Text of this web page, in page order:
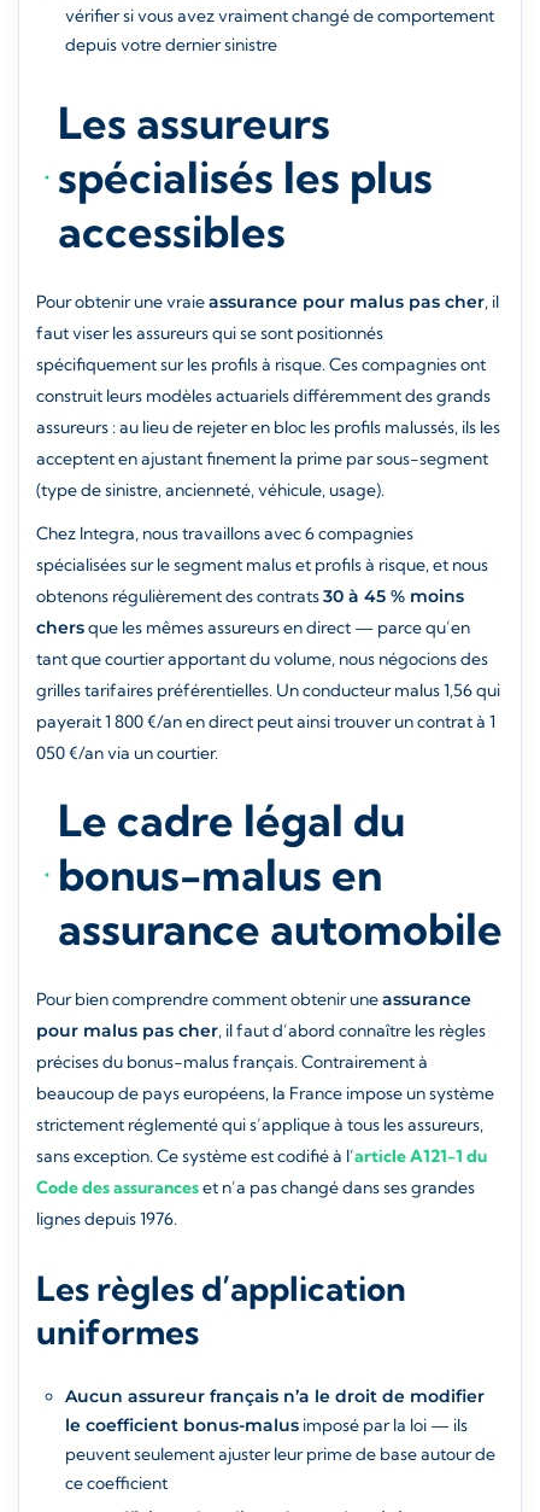
vérifier si vous avez vraiment changé de comportement
depuis votre dernier sinistre
Les assureurs
spécialisés les plus
accessibles
Pour obtenir une vraieassurance pour malus pas cher, il
faut viser les assureurs qui se sont positionnés
spécifiquement sur les profils à risque. Ces compagnies ont
construit leurs modèles actuariels différemment des grands
assureurs : au lieu de rejeter en bloc les profils malussés, ils les
acceptent en ajustant finement la prime par sous-segment
(type de sinistre, ancienneté, véhicule, usage).
Chez Integra, nous travaillons avec 6 compagnies
spécialisées sur le segment malus et profils à risque, et nous
obtenons régulièrement des contrats30 à 45 % moins
chersque les mêmes assureurs en direct — parce qu’en
tant que courtier apportant du volume, nous négocions des
grilles tarifaires préférentielles. Un conducteur malus 1,56 qui
payerait 1 800 €/an en direct peut ainsi trouver un contrat à 1
050 €/an via un courtier.
Le cadre légal du
bonus-malus en
assurance automobile
Pour bien comprendre comment obtenir uneassurance
pour malus pas cher, il faut d’abord connaître les règles
précises du bonus-malus français. Contrairement à
beaucoup de pays européens, la France impose un système
strictement réglementé qui s’applique à tous les assureurs,
sans exception. Ce système est codifié à l’article A121-1 du
Code des assuranceset n’a pas changé dans ses grandes
lignes depuis 1976.
Les règles d’application
uniformes
Aucun assureur français n’a le droit de modifier
le coefficient bonus-malus imposé par la loi — ils
peuvent seulement ajuster leur prime de base autour de
ce coefficient